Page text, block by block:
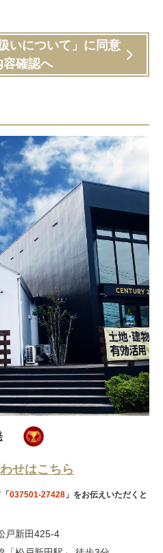
いについて」に同意
容確認へ
せはこちら
037501-27428 」をお伝えいただくと
戸新田425-4